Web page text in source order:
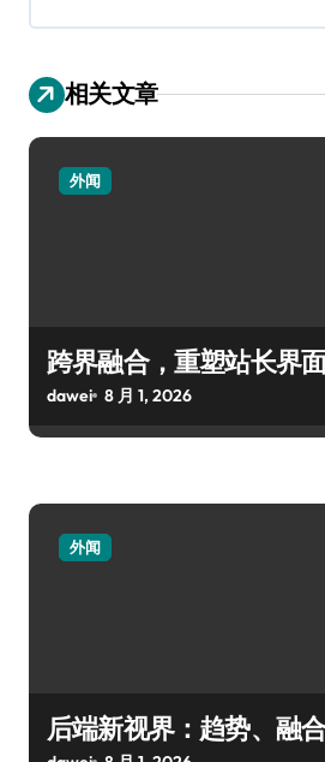
相关文章
外闻
跨界融合，重塑站长界
dawei 8 月 1, 2026
外闻
后端新视界：趋势、融